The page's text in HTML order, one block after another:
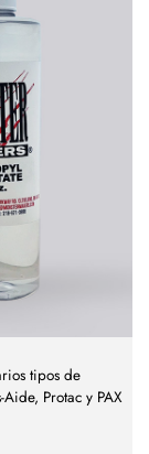
tipos de
Protac y PAX